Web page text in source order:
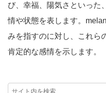
び、幸福、陽気さといった
情や状態を表します。
みを指すのに対し、これら
肯定的な感情を示します。